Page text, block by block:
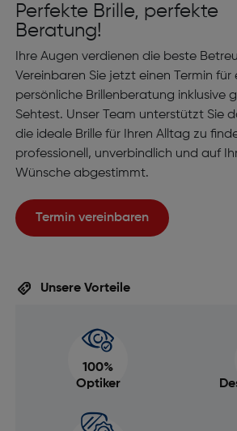
Perfekte Brille, perfekte
Beratung!
Ihre Augen verdienen die beste
Vereinbaren Sie jetzt einen Termin für
persönliche Brillenberatung inklusive
Sehtest. Unser Team unterstützt Sie
die ideale Brille für Ihren Alltag zu
professionell, unverbindlich und auf
Wünsche abgestimmt.
Termin vereinbaren
Unsere Vorteile
100%
Optiker